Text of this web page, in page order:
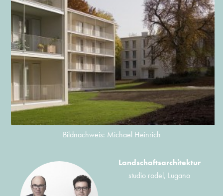
Bildnachweis: Michael Heinrich
Landschaftsarchitektur
studio rodel, Lugano